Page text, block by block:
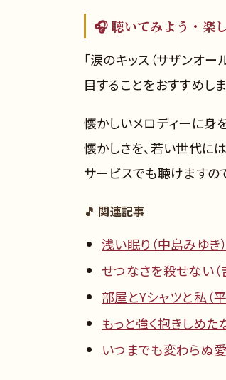
🎧 聴いてみよう・楽
「涙のキッス（サザンオ
目することをおすすめし
懐かしいメロディーに身
懐かしさを、若い世代に
サービスでも聴けますの
🎵 関連記事
浅い眠り（中島みゆ
せつなさを殺せない
部屋とYシャツと私（
もっと強く抱きしめた
いつまでも変わらぬ